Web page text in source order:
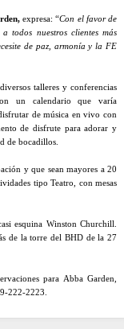
expresa: “Con el favor de
todos nuestros clientes más
de paz, armonía y la FE
talleres y conferencias
un calendario que varía
de música en vivo con
de disfrute para adorar y
de bocadillos.
y que sean mayores a 20
tipo Teatro, con mesas
esquina Winston Churchill.
de la torre del BHD de la 27
para Abba Garden,
222-2223.